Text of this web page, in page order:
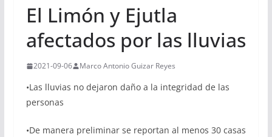
El Limón y Ejutla
afectados por las lluvias
2021-09-06 Marco Antonio Guizar Reyes
•Las lluvias no dejaron daño a la integridad de las
personas
•De manera preliminar se reportan al menos 30 casas